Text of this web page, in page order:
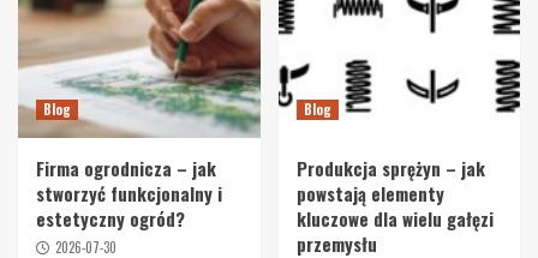
Blog
Firma ogrodnicza – jak
stworzyć funkcjonalny i
estetyczny ogród?
2026-07-30
Blog
Produkcja sprężyn – jak
powstają elementy
kluczowe dla wielu gałęzi
przemysłu